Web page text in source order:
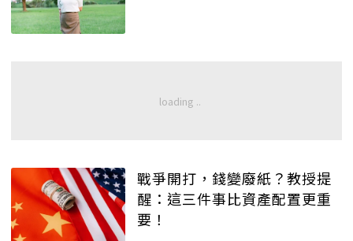
戰爭開打，錢變廢紙？教授提
醒：這三件事比資產配置更重
要！